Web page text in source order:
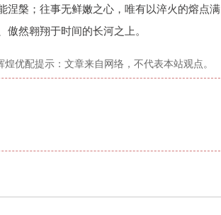
涅槃；往事无鲜嫩之心，唯有以淬火的熔点满
然翱翔于时间的长河之上。
煌优配提示：文章来自网络，不代表本站观点。